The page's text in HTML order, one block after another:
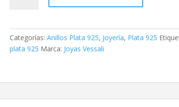
cantidad
Categorías:Anillos Plata 925, Joyería, Plata 925
plata 925 Marca: Joyas Vessali